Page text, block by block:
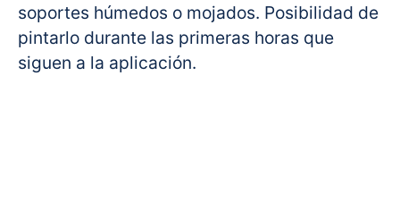
soportes húmedos o mojados. Posibilidad de
pintarlo durante las primeras horas que
siguen a la aplicación.